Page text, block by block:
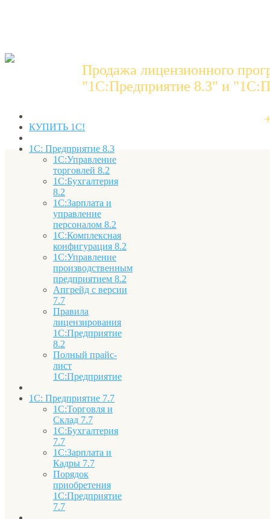
Продажа лицензионного
"1C:Предприятие 8.3" и
КУПИТЬ 1С!
1С: Предприятие 8.3
1С:Управление
торговлей 8.2
1С:Бухгалтерия
8.2
1С:Зарплата и
управление
персоналом 8.2
1С:Комплексная
конфигурация 8.2
1С:Управление
производственным
предприятием 8.2
Апгрейд с версии
7.7
Правила
лицензирования
1С:Предприятие
8.2
Полный прайс-
лист
1С:Предприятие
1С: Предприятие 7.7
1С:Торговля и
Склад 7.7
1С:Бухгалтерия
7.7
1С:Зарплата и
Кадры 7.7
Порядок
приобретения
1С:Предприятие
7.7